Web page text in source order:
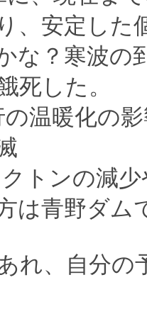
、安定した
な？寒波の
死した。
の温暖化の
トンの減少
は青野ダム
れ、自分の